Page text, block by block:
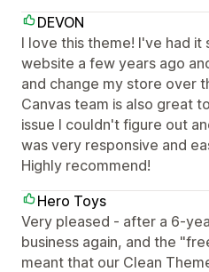
DEVON
I love this theme! I've had it
website a few years ago
and change my store over
Canvas team is also great
issue I couldn't figure out
was very responsive and
Highly recommend!
Hero Toys
Very pleased - after a 6-
business again, and the
meant that our Clean